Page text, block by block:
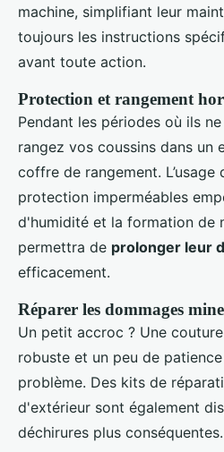
machine, simplifiant leur
toujours les instructions
avant toute action.
Protection et rangement
Pendant les périodes où ils
rangez vos coussins dans un
coffre de rangement. L’usage
protection imperméables
d'humidité et la formation de
permettra de prolonger leur
efficacement.
Réparer les dommages
Un petit accroc ? Une
robuste et un peu de
problème. Des kits de
d'extérieur sont également
déchirures plus conséquentes.